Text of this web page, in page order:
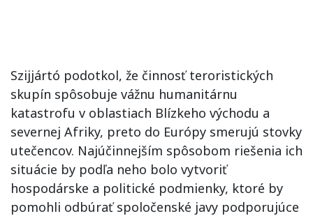
Szijjártó podotkol, že činnosť teroristických
skupín spôsobuje vážnu humanitárnu
katastrofu v oblastiach Blízkeho východu a
severnej Afriky, preto do Európy smerujú stovky
utečencov. Najúčinnejším spôsobom riešenia ich
situácie by podľa neho bolo vytvoriť
hospodárske a politické podmienky, ktoré by
pomohli odbúrať spoločenské javy podporujúce